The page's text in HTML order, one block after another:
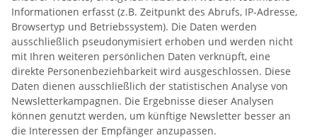
Informationen erfasst (z.B. Zeitpunkt des Abrufs, IP-Adresse,
Browsertyp und Betriebssystem). Die Daten werden
ausschließlich pseudonymisiert erhoben und werden nicht
mit Ihren weiteren persönlichen Daten verknüpft, eine
direkte Personenbeziehbarkeit wird ausgeschlossen. Diese
Daten dienen ausschließlich der statistischen Analyse von
Newsletterkampagnen. Die Ergebnisse dieser Analysen
können genutzt werden, um künftige Newsletter besser an
die Interessen der Empfänger anzupassen.